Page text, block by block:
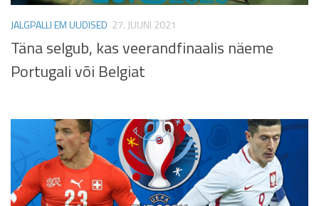
JALGPALLI EM UUDISED 27. JUUNI 2021
Täna selgub, kas veerandfinaalis näeme
Portugali või Belgiat